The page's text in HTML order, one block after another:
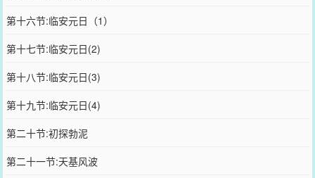
第十六节:临安元日（1）
第十七节:临安元日(2)
第十八节:临安元日(3)
第十九节:临安元日(4)
第二十节:初探勃泥
第二十一节:天基风波